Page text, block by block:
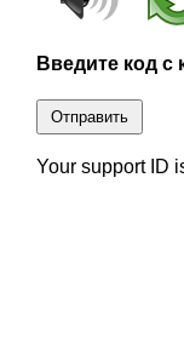
Введите код с
Отправить
Your support ID